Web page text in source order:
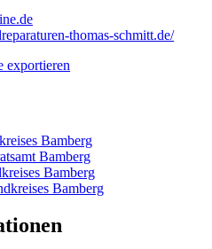
thomas-schmitt.de/
exportieren
Bamberg
Bamberg
Bamberg
Bamberg